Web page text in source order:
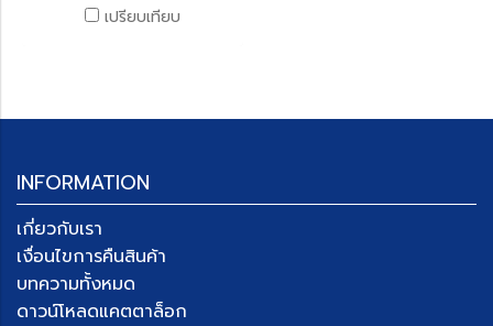
เปรียบเทียบ
INFORMATION
เกี่ยวกับเรา
เงื่อนไขการคืนสินค้า
บทความทั้งหมด
ดาวน์โหลดแคตตาล็อก